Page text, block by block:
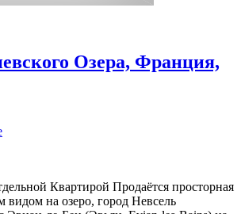
Озера, Франция,
Квартирой Продаётся просторная
видом на озеро, город Невсель